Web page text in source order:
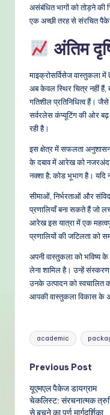
असंबंधित भागों को तोड़ने की
एक अच्छी तरह से संरचित
अंतिम
माइक्रोसर्विसेज वास्तुकला
अब केवल स्थिर चित्र नहीं
गतिशील प्रतिनिधित्व हैं।
सर्वरलेस कंप्यूटिंग की ओर बढ़
रही है।
इस क्षेत्र में सफलता अनुशासन
के दबाव में आरेख को
नक्शा है; कोड भूभाग है। यदि
सीमाओं, निर्भरताओं और
प्रणालियाँ बना सकते हैं जो
आरेख इस यात्रा में एक
प्रणालियों की जटिलता को
अपनी वास्तुकला को भविष्य
लेना शामिल है। उन्हें संस्करण
उनके उत्पादन को स्वचालित
आपकी वास्तुकला विकास के
Tags:
academic
Post
Previous Post
यूएमएल पैकेज डायग्राम
चेकलिस्ट: संरचनात्मक
से बचने का पूर्ण मार्गदर्शिका